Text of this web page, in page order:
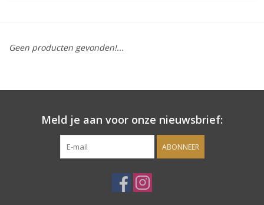
Verzorging / Accessoires
Onderdelen
Ventilatoren / Afzuiging
Geen producten gevonden!...
Meld je aan voor onze nieuwsbrief:
ABONNEER